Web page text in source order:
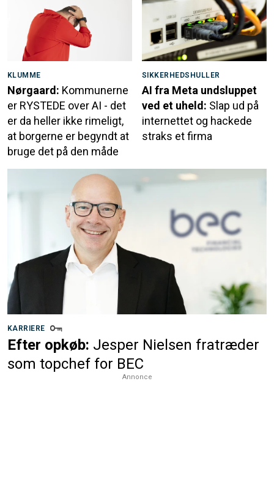
KLUMME
Nørgaard: Kommunerne
er RYSTEDE over AI - det
er da heller ikke rimeligt,
at borgerne er begyndt at
bruge det på den måde
SIKKERHEDSHULLER
AI fra Meta undsluppet
ved et uheld: Slap ud på
internettet og hackede
straks et firma
KARRIERE
Efter opkøb: Jesper Nielsen fratræder
som topchef for BEC
Annonce